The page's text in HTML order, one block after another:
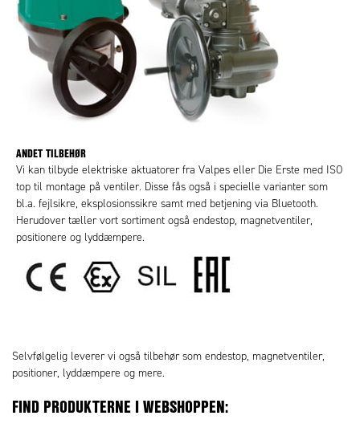
ANDET TILBEHØR
Vi kan tilbyde elektriske aktuatorer fra Valpes eller Die Erste med ISO
top til montage på ventiler. Disse fås også i specielle varianter som
bl.a. fejlsikre, eksplosionssikre samt med betjening via Bluetooth.
Herudover tæller vort sortiment også endestop, magnetventiler,
positionere og lyddæmpere.
Selvfølgelig leverer vi også tilbehør som endestop, magnetventiler,
positioner, lyddæmpere og mere.
FIND PRODUKTERNE I WEBSHOPPEN: